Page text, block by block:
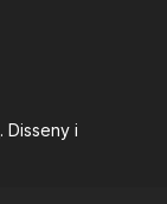
. Disseny i